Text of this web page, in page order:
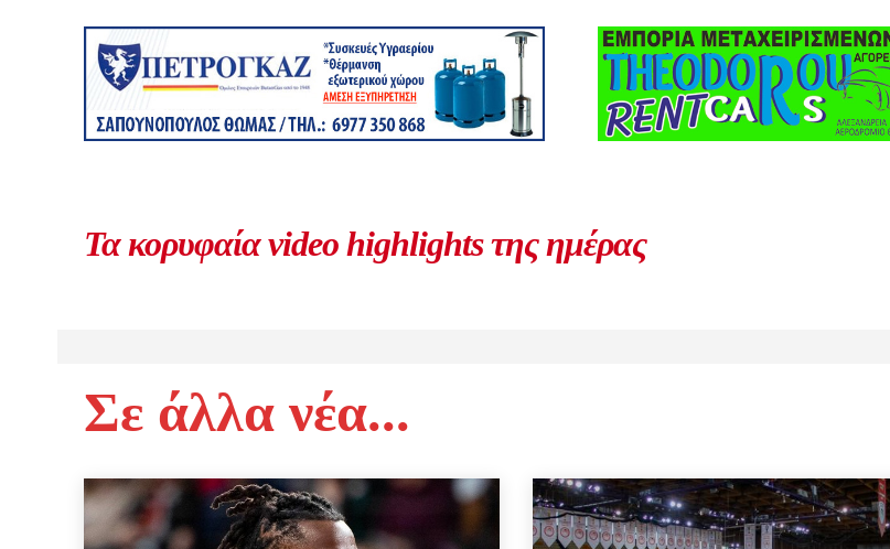
Τα κορυφαία video highlights της ημέρας
Σε άλλα νέα...